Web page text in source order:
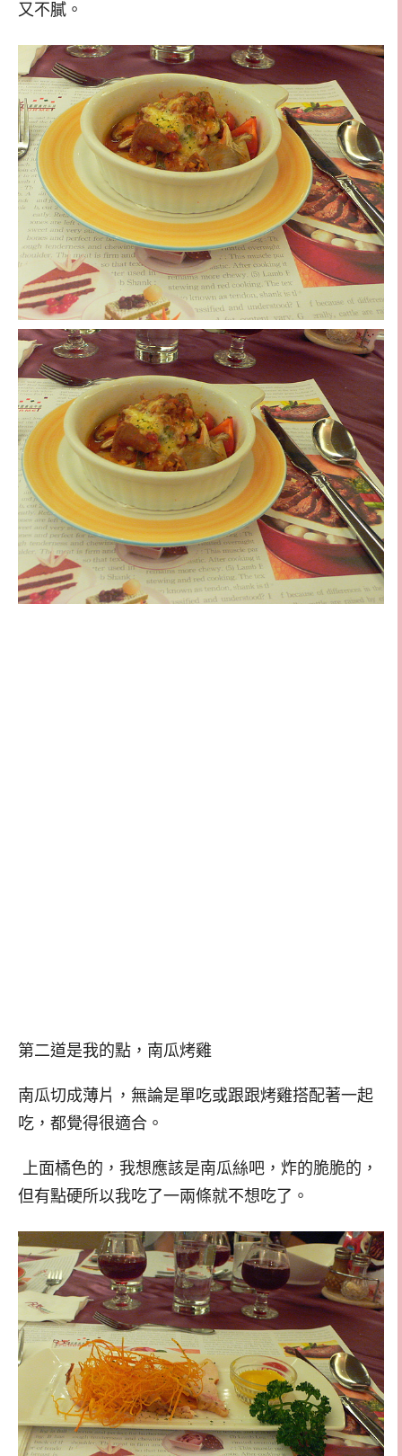
又不膩。
第二道是我的點，南瓜烤雞
南瓜切成薄片，無論是單吃或跟跟烤雞搭配著一起
吃，都覺得很適合。
上面橘色的，我想應該是南瓜絲吧，炸的脆脆的，
但有點硬所以我吃了一兩條就不想吃了。